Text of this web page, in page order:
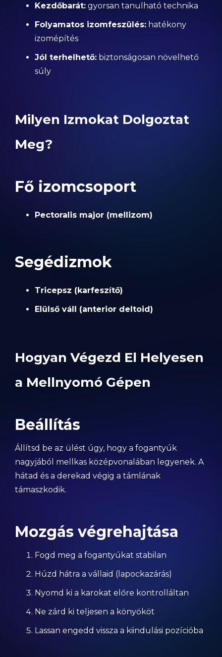
Kezdőbarát: gyorsan tanulható technika
Folyamatos izomfeszülés: hatékony
izomépítés
Jól terhelhető: biztonságosan növelhető
súly
Milyen Izmokat Dolgoztat
Meg?
Fő izomcsoport
Pectoralis major (mellizom)
Segédizmok
Tricepsz (karfeszítő)
Elülső váll (anterior deltoid)
Hogyan Végezd El Helyesen
a Mellnyomó Gépen
Beállítás
Állítsd be az ülést úgy, hogy a fogantyúk
nagyjából mellkas középvonalában legyenek. A
hátad és a derekad végig a támlának
támaszkodik.
Mozgás végrehajtása
Fogd meg a fogantyúkat stabilan
Húzd hátra a vállaid (lapockazárás)
Nyomd ki a karokat előre kontrolláltan
Ne zárd ki teljesen a könyököt
Lassan engedd vissza a kiindulási pozícióba